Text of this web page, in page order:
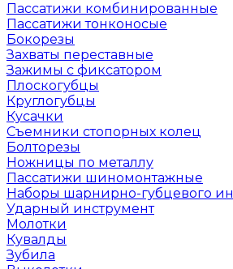
Пассатижи комбинированные
Пассатижи тонконосые
Бокорезы
Захваты переставные
Зажимы с фиксатором
Плоскогубцы
Круглогубцы
Кусачки
Съемники стопорных колец
Болторезы
Ножницы по металлу
Пассатижи шиномонтажные
Наборы шарнирно-губцевого
Ударный инструмент
Молотки
Кувалды
Зубила